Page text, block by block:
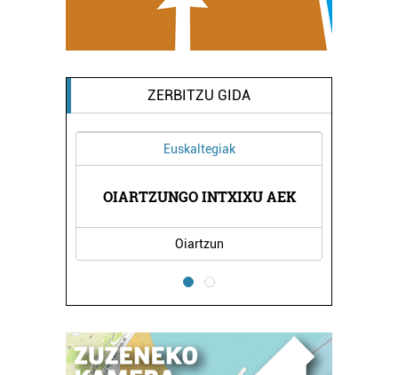
ZERBITZU GIDA
Euskaltegiak
OIARTZUNGO INTXIXU AEK
Oiartzun